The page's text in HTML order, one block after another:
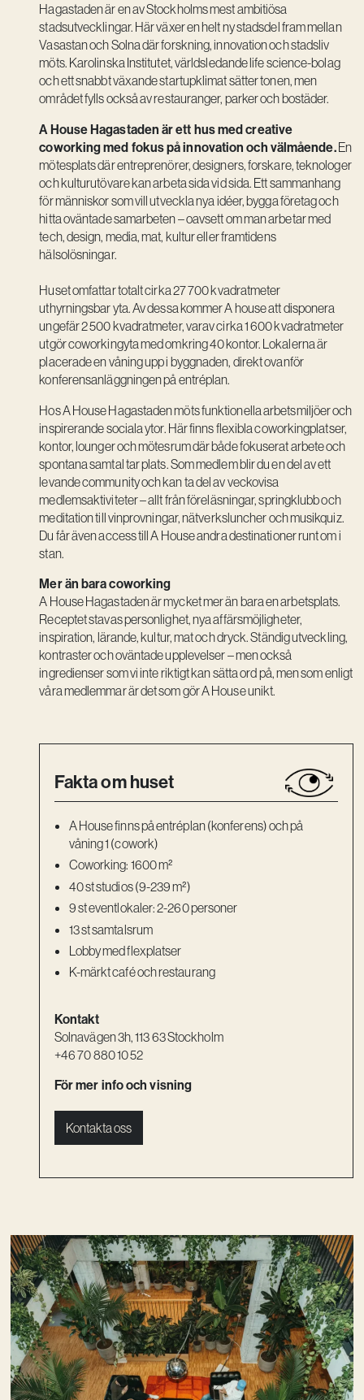
Kreativ utveckling
Vision
Kontakt
Hagastaden är en av Stockholms mest ambitiösa
stadsutvecklingar. Här växer en helt ny stadsdel fram mellan
Vasastan och Solna där forskning, innovation och stadsliv
möts. Karolinska Institutet, världsledande life science-bolag
och ett snabbt växande startupklimat sätter tonen, men
området fylls också av restauranger, parker och bostäder.
A House Hagastaden är ett hus med creative
coworking med fokus på innovation och välmående.En
mötesplats där entreprenörer, designers, forskare, teknologer
och kulturutövare kan arbeta sida vid sida. Ett sammanhang
för människor som vill utveckla nya idéer, bygga företag och
hitta oväntade samarbeten – oavsett om man arbetar med
tech, design, media, mat, kultur eller framtidens
hälsolösningar.
Huset omfattar totalt cirka 27 700 kvadratmeter
uthyrningsbar yta. Av dessa kommer A house att disponera
ungefär 2 500 kvadratmeter, varav cirka 1 600 kvadratmeter
utgör coworkingyta med omkring 40 kontor. Lokalerna är
placerade en våning upp i byggnaden, direkt ovanför
konferensanläggningen på entréplan.
Hos A House Hagastaden möts funktionella arbetsmiljöer och
inspirerande sociala ytor. Här finns flexibla coworkingplatser,
kontor, lounger och mötesrum där både fokuserat arbete och
spontana samtal tar plats. Som medlem blir du en del av ett
levande community och kan ta del av veckovisa
medlemsaktiviteter – allt från föreläsningar, springklubb och
meditation till vinprovningar, nätverksluncher och musikquiz.
Du får även access till A House andra destinationer runt om i
stan.
Mer än bara coworking
A House Hagastaden är mycket mer än bara en arbetsplats.
Receptet stavas personlighet, nya affärsmöjligheter,
inspiration, lärande, kultur, mat och dryck. Ständig utveckling,
kontraster och oväntade upplevelser – men också
ingredienser som vi inte riktigt kan sätta ord på, men som enligt
våra medlemmar är det som gör A House unikt.
Fakta om huset
A House finns på entréplan (konferens) och på
våning 1 (cowork)
Coworking: 1600 m²
40 st studios (9-239 m²)
9 st eventlokaler: 2-260 personer
13 st samtalsrum
Lobby med flexplatser
K-märkt café och restaurang
Kontakt
Solnavägen 3h, 113 63 Stockholm
+46 70 880 10 52
För mer info och visning
Kontakta oss